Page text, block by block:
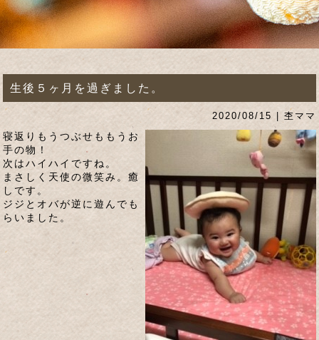
生後５ヶ月を過ぎました。
2020/08/15 | 杢ママ
寝返りもうつぶせももうお
手の物！
次はハイハイですね。
まさしく天使の微笑み。癒
しです。
ジジとオバが逆に遊んでも
らいました。